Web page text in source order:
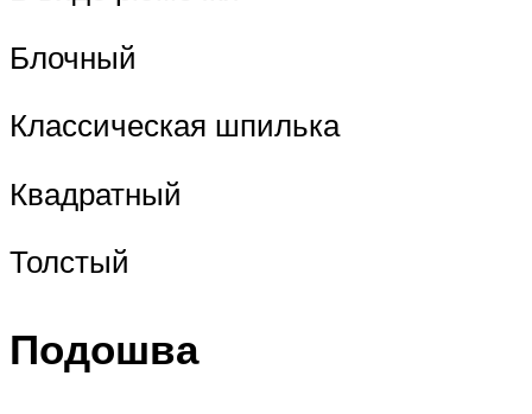
Блочный
Классическая шпилька
Квадратный
Толстый
Подошва